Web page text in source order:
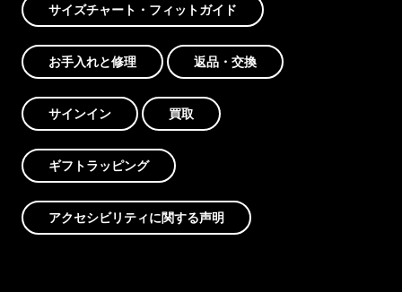
サイズチャート・フィットガイド
お手入れと修理 返品・交換
サインイン 買取
ギフトラッピング
アクセシビリティに関する声明